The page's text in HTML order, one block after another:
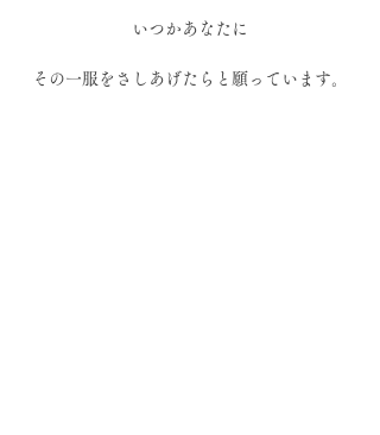
いつかあなたに
その一服をさしあげたらと願っています。